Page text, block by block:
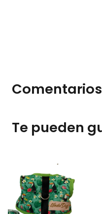
Comentarios
Te pueden